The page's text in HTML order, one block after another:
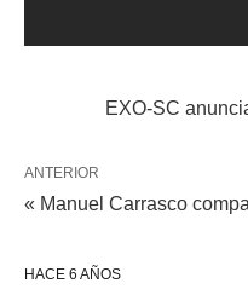
EXO-SC
ANTERIOR
« Manuel Carrasco
HACE 6 AÑOS